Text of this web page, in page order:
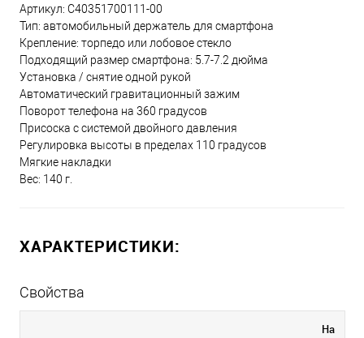
Артикул: C40351700111-00
Тип: автомобильный держатель для смартфона
Крепление: торпедо или лобовое стекло
Подходящий размер смартфона: 5.7-7.2 дюйма
Установка / снятие одной рукой
Автоматический гравитационный зажим
Поворот телефона на 360 градусов
Присоска с системой двойного давления
Регулировка высоты в пределах 110 градусов
Мягкие накладки
Вес: 140 г.
ХАРАКТЕРИСТИКИ:
Свойства
На